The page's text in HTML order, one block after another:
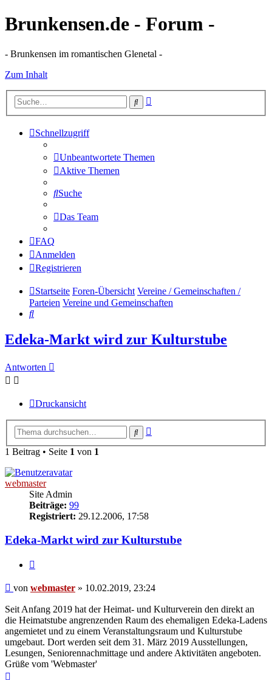
Brunkensen.de - Forum -
- Brunkensen im romantischen Glenetal -
Zum Inhalt
Suche
Schnellzugriff
Unbeantwortete Themen
Aktive Themen
Suche
Das Team
FAQ
Anmelden
Registrieren
Startseite Foren-Übersicht Vereine / Gemeinschaften /
Parteien Vereine und Gemeinschaften
Suche
Edeka-Markt wird zur Kulturstube
Antworten
Druckansicht
Suche
1 Beitrag • Seite 1 von 1
webmaster
Site Admin
Beiträge: 99
Registriert: 29.12.2006, 17:58
Edeka-Markt wird zur Kulturstube
Beitrag
von webmaster » 10.02.2019, 23:24
Seit Anfang 2019 hat der Heimat- und Kulturverein den direkt an
die Heimatstube angrenzenden Raum des ehemaligen Edeka-Ladens
angemietet und zu einem Veranstaltungsraum und Kulturstube
umgebaut. Dort werden seit dem 31. März 2019 Ausstellungen,
Lesungen, Seniorennachmittage und andere Aktivitäten angeboten.
Grüße vom 'Webmaster'